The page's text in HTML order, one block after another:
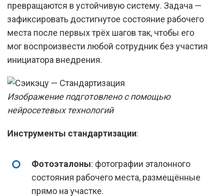
превращаются в устойчивую систему. Задача —
зафиксировать достигнутое состояние рабочего
места после первых трёх шагов так, чтобы его
мог воспроизвести любой сотрудник без участия
инициатора внедрения.
Изображение подготовлено с помощью
нейросетевых технологий
Инструменты стандартизации:
Фотоэталоны: фотографии эталонного
состояния рабочего места, размещённые
прямо на участке.